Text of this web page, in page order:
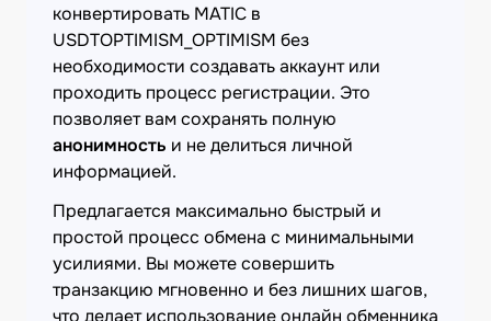
конвертировать MATIC в
USDTOPTIMISM_OPTIMISM без
необходимости создавать аккаунт или
проходить процесс регистрации. Это
позволяет вам сохранять полную
анонимность и не делиться личной
информацией.
Предлагается максимально быстрый и
простой процесс обмена с минимальными
усилиями. Вы можете совершить
транзакцию мгновенно и без лишних шагов,
что делает использование онлайн обменника